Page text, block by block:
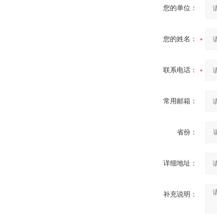
您的单位：
您的姓名：
联系电话：
常用邮箱：
省份：
详细地址：
补充说明：